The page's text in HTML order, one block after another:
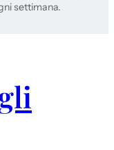
settimana.